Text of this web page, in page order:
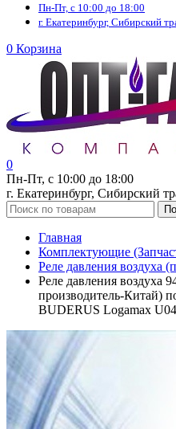
Пн-Пт, с 10:00 до 18:00
г. Екатеринбург, Сибирский
0 Корзина
0
Пн-Пт, с 10:00 до 18:00
г. Екатеринбург, Сибирский
Главная
Комплектующие
Реле давления воздуха
Реле давления воздуха
производитель-Китай)
BUDERUS Logamax